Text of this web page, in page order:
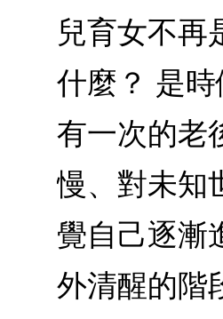
兒育女不再
什麼？ 是
有一次的老
慢、對未知
覺自己逐漸
外清醒的階